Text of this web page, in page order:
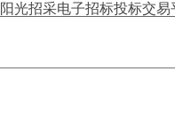
阳光招采电子招标投标交易